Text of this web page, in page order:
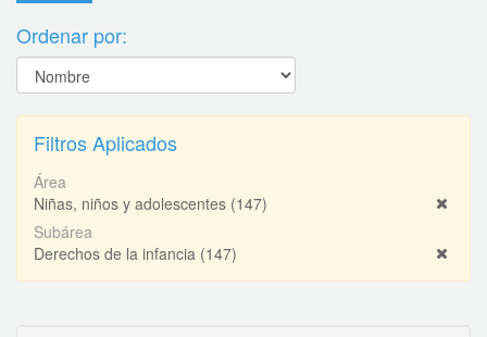
Ordenar por:
Filtros Aplicados
Área
Niñas, niños y adolescentes (147)
Subárea
Derechos de la infancia (147)